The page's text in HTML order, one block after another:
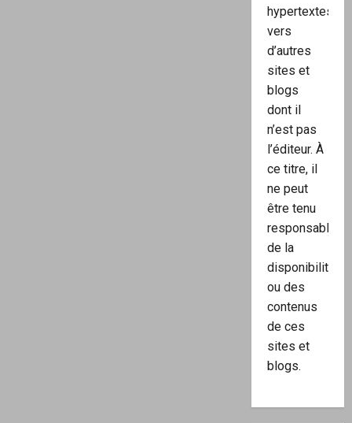
hypertextes
vers
d’autres
sites et
blogs
dont il
n’est pas
l’éditeur. À
ce titre, il
ne peut
être tenu
responsable
de la
disponibilité
ou des
contenus
de ces
sites et
blogs.